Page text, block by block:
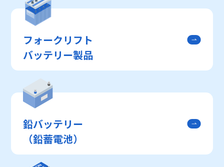
フォークリフト
バッテリー製品
鉛バッテリー
（鉛蓄電池）